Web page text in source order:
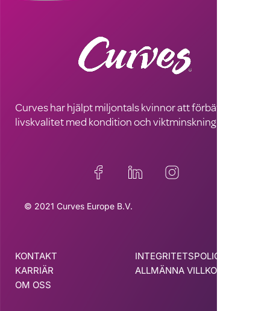
Curves har hjälpt miljontals kvinnor att förbättra sin
livskvalitet med kondition och viktminskning
© 2021 Curves Europe B.V.
KONTAKT
KARRIÄR
OM OSS
INTEGRITETSPOLICY
ALLMÄNNA VILLKOR